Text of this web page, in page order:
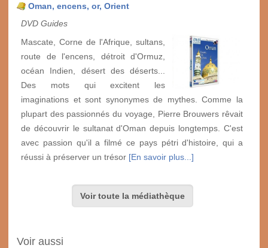
Oman, encens, or, Orient
DVD Guides
Mascate, Corne de l'Afrique, sultans,
route de l'encens, détroit d'Ormuz,
océan Indien, désert des déserts...
Des mots qui excitent les
imaginations et sont synonymes de mythes. Comme la
plupart des passionnés du voyage, Pierre Brouwers rêvait
de découvrir le sultanat d'Oman depuis longtemps. C'est
avec passion qu'il a filmé ce pays pétri d'histoire, qui a
réussi à préserver un trésor [En savoir plus...]
Voir toute la médiathèque
Voir aussi